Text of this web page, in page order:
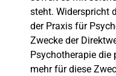
steht. Widerspricht
der Praxis für
Zwecke der
Psychotherapie die
mehr für diese